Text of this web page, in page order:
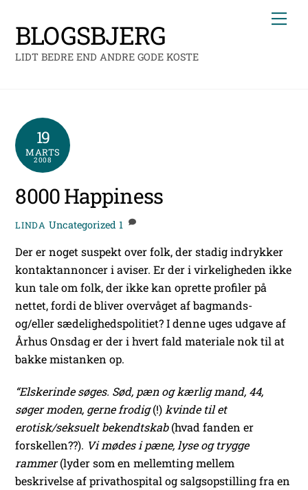
content
BLOGSBJERG
LIDT BEDRE END ANDRE GODE KOSTE
19
MARTS
2008
8000 Happiness
LINDA Uncategorized 1
Der er noget suspekt over folk, der stadig indrykker
kontaktannoncer i aviser. Er der i virkeligheden ikke
kun tale om folk, der ikke kan oprette profiler på
nettet, fordi de bliver overvåget af bagmands-
og/eller sædelighedspolitiet? I denne uges udgave af
Århus Onsdag er der i hvert fald materiale nok til at
bakke mistanken op.
“Elskerinde søges. Sød, pæn og kærlig mand, 44,
søger moden, gerne frodig(!) kvinde til et
erotisk/seksuelt bekendtskab(hvad fanden er
forskellen??). Vi mødes i pæne, lyse og trygge
rammer(lyder som en mellemting mellem
beskrivelse af privathospital og salgsopstilling fra en